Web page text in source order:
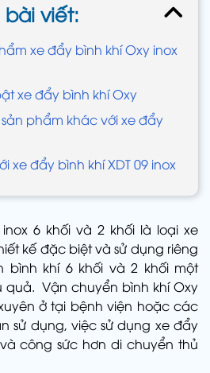
viết:
xe đẩy bình khí Oxy inox
xe đẩy bình khí Oxy
phẩm khác với xe đẩy
xe đẩy bình khí XDT 09 inox
6 khối và 2 khối là loại xe
kế đặc biệt và sử dụng riêng
bình khí 6 khối và 2 khối một
Vận chuyển bình khí Oxy
ở tại bệnh viện hoặc các
sử dụng, việc sử dụng xe đẩy
công sức hơn di chuyển thủ